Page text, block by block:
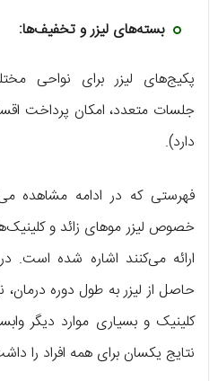
بسته‌های لیزر و تخفیف‌ها:
پکیج‌های لیزر برای نواحی
جلسات متعدد، امکان پرداخت
دارد).
فهرستی که در ادامه مشاهده
خصوص لیزر موهای زائد و
ارائه می‌کنند اشاره شده است.
حاصل از لیزر به طول دوره درمان،
کلینیک و بسیاری موارد دیگر
نتایج یکسان برای همه افراد را